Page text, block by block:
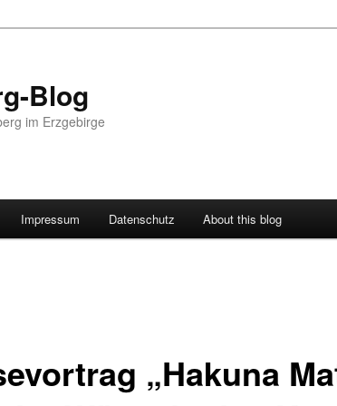
Blog
im Erzgebirge
Impressum Datenschutz About this blog
„Hakuna